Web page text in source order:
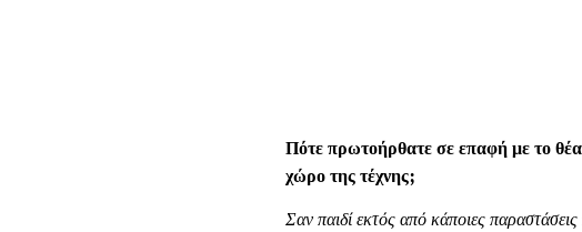
Πότε πρωτοήρθατε σε επαφή με το
χώρο της τέχνης;
Σαν παιδί εκτός από κάποιες